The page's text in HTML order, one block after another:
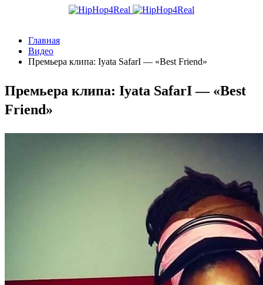
Главная
Видео
Премьера клипа: Iyata SafarI — «Best Friend»
Премьера клипа: Iyata SafarI — «Best
Friend»